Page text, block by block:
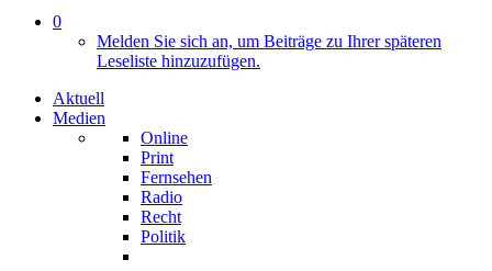
0
Melden Sie sich an, um Beiträge zu Ihrer späteren
Leseliste hinzuzufügen.
Aktuell
Medien
Online
Print
Fernsehen
Radio
Recht
Politik